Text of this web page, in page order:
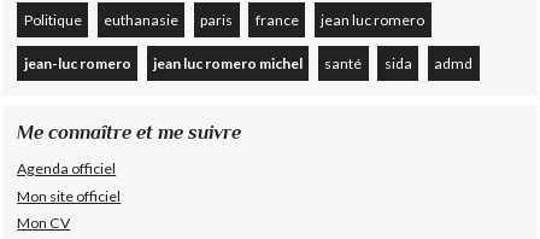
Politique euthanasie paris france jean luc romero
jean-luc romero jean luc romero michel santé sida admd
Me connaître et me suivre
Agenda officiel
Mon site officiel
Mon CV